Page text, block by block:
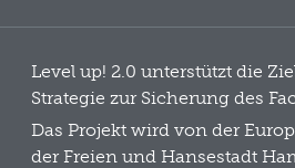
Level up! 2.0 unterstützt die
Strategie zur Sicherung des
Das Projekt wird von der
der Freien und Hansestadt